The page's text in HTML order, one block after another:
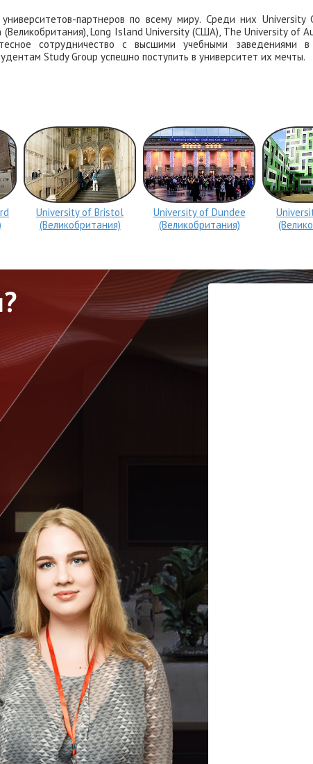
партнеров по всему миру. Среди них University
Long Island University (США), The University of
сотрудничество с высшими учебными заведениями
Study Group успешно поступить в университет их мечты.
University of Bristol
(Великобритания)
University of Dundee
(Великобритания)